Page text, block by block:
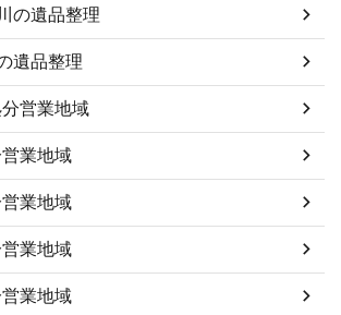
の遺品整理
遺品整理
営業地域
業地域
業地域
業地域
業地域